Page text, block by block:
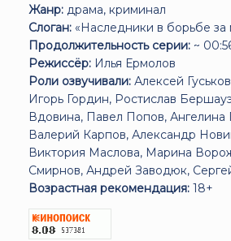
Жанр: драма, криминал
Слоган: «Наследники в борьбе за
Продолжительность серии: ~
Режиссёр: Илья Ермолов
Роли озвучивали: Алексей
Игорь Гордин, Ростислав
Вдовина, Павел Попов, Ангелина
Валерий Карпов, Александр
Виктория Маслова, Марина
Смирнов, Андрей Заводюк,
Возрастная рекомендация: 18+